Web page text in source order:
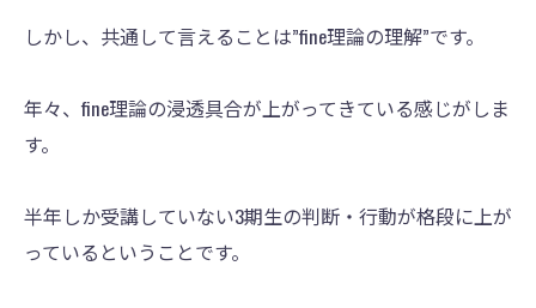
しかし、共通して言えることは”fine理論の理解”です。
年々、fine理論の浸透具合が上がってきている感じがしま
す。
半年しか受講していない3期生の判断・行動が格段に上が
っているということです。